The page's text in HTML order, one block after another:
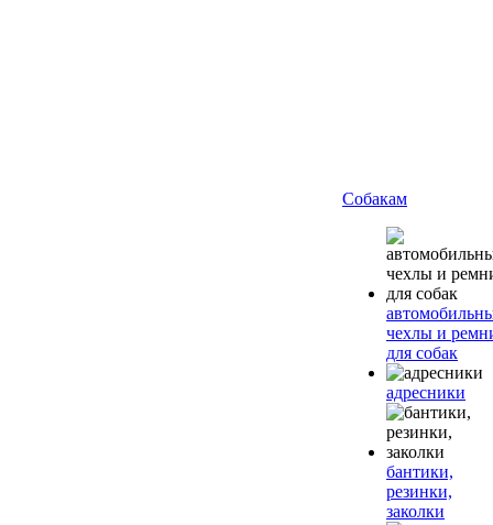
Собакам
чехлы и
для собак
адресники
бантики,
резинки,
заколки